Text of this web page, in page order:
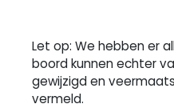
Let op: We hebben er
boord kunnen echter
gewijzigd en
vermeld.